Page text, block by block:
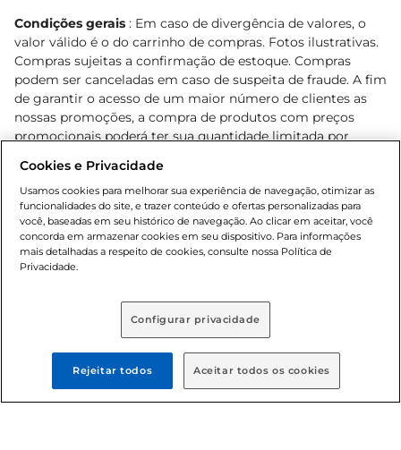
Condições gerais : Em caso de divergência de valores, o
valor válido é o do carrinho de compras. Fotos ilustrativas.
Compras sujeitas a confirmação de estoque. Compras
podem ser canceladas em caso de suspeita de fraude. A fim
de garantir o acesso de um maior número de clientes as
nossas promoções, a compra de produtos com preços
promocionais poderá ter sua quantidade limitada por
o e-commerce e válidos durante o dia de hoje, podendo
sofrer alterações sem prévia notificação. Proibida a venda
de bebidas alcoólicas para menores de 18 anos, conforme
Lei n.º 8069/90, art. 81, inciso II (Estatuto da Criança e do
Adolescente). Preços e condições exclusivos para o
www.bretas.com.br
© 2025 Copyright. Todos os direitos
reservados Bretas.
Cookies e Privacidade
Usamos cookies para melhorar sua experiência de navegação, otimizar as
funcionalidades do site, e trazer conteúdo e ofertas personalizadas para
você, baseadas em seu histórico de navegação. Ao clicar em aceitar, você
concorda em armazenar cookies em seu dispositivo. Para informações
mais detalhadas a respeito de cookies, consulte nossa Política de
Privacidade.
Configurar privacidade
Rejeitar todos Aceitar todos os cookies